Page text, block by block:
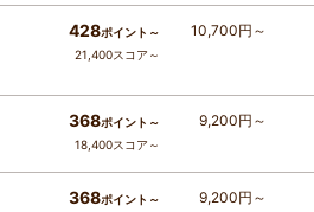
428ポイント～
21,400スコア～
10,700円～
368ポイント～
18,400スコア～
9,200円～
368ポイント～
9,200円～